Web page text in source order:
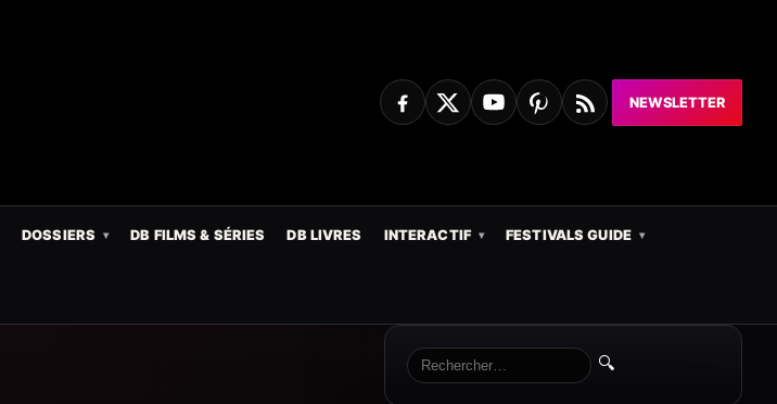
NEWSLETTER
DOSSIERS DB FILMS & SÉRIES DB LIVRES INTERACTIF FESTIVALS GUIDE
🔍